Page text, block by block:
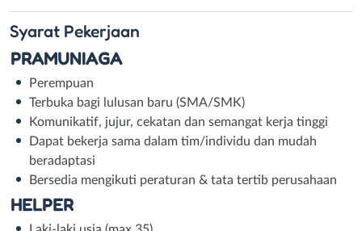
Syarat Pekerjaan
PRAMUNIAGA
Perempuan
Terbuka bagi lulusan baru (SMA/SMK)
Komunikatif, jujur, cekatan dan semangat kerja tinggi
Dapat bekerja sama dalam tim/individu dan mudah
beradaptasi
Bersedia mengikuti peraturan & tata tertib perusahaan
HELPER